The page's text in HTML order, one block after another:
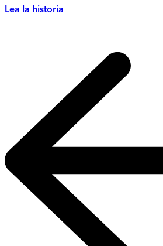
Lea la historia